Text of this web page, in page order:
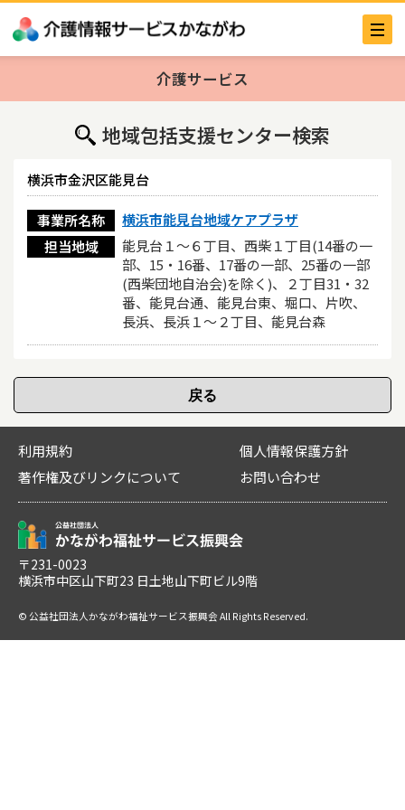
介護サービス
地域包括支援センター検索
横浜市金沢区能見台
事業所名称
横浜市能見台地域ケアプラザ
担当地域
能見台１～６丁目、西柴１丁目(14番の一
部、15・16番、17番の一部、25番の一部
(西柴団地自治会)を除く)、２丁目31・32
番、能見台通、能見台東、堀口、片吹、
長浜、長浜１～２丁目、能見台森
利用規約
個人情報保護方針
著作権及びリンクについて
お問い合わせ
〒231-0023
横浜市中区山下町23 日土地山下町ビル9階
© 公益社団法人かながわ福祉サービス振興会 All Rights Reserved.